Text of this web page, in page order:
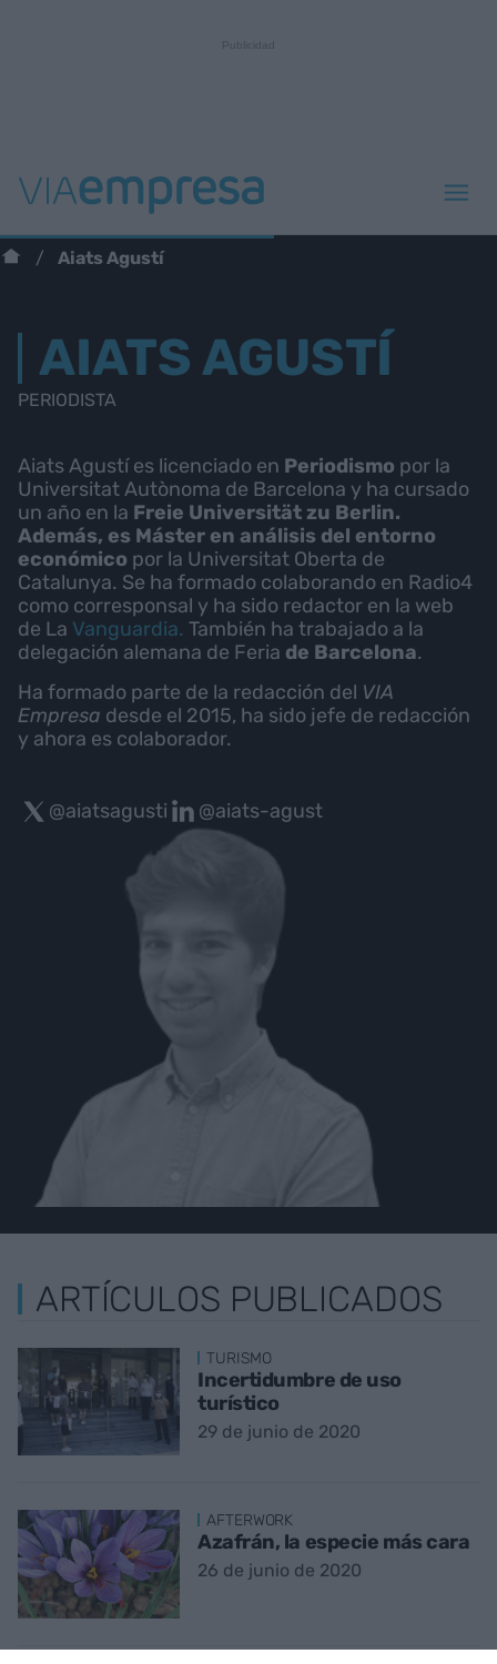
Aiats Agustí
AIATS AGUSTÍ
PERIODISTA
Aiats Agustí es licenciado en Periodismo por la
Universitat Autònoma de Barcelona y ha cursado
un año en la Freie Universität zu Berlin.
Además, es Máster en análisis del entorno
económico por la Universitat Oberta de
Catalunya. Se ha formado colaborando en Radio4
como corresponsal y ha sido redactor en la web
de La Vanguardia. También ha trabajado a la
delegación alemana de Feria de Barcelona.
Ha formado parte de la redacción del VIA
Empresa desde el 2015, ha sido jefe de redacción
y ahora es colaborador.
@aiatsagusti @aiats-agust
ARTÍCULOS PUBLICADOS
TURISMO
Incertidumbre de uso
turístico
29 de junio de 2020
AFTERWORK
Azafrán, la especie más cara
26 de junio de 2020